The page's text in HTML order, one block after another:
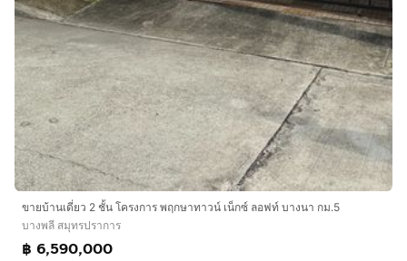
ขายบ้านเดี่ยว 2 ชั้น โครงการ พฤกษาทาวน์ เน็กซ์ ลอฟท์ บางนา กม.5
บางพลี สมุทรปราการ
฿ 6,590,000